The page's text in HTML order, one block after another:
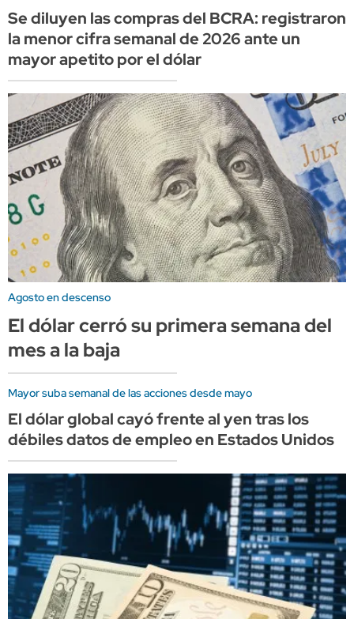
Se diluyen las compras del BCRA: registraron
la menor cifra semanal de 2026 ante un
mayor apetito por el dólar
Agosto en descenso
El dólar cerró su primera semana del
mes a la baja
Mayor suba semanal de las acciones desde mayo
El dólar global cayó frente al yen tras los
débiles datos de empleo en Estados Unidos